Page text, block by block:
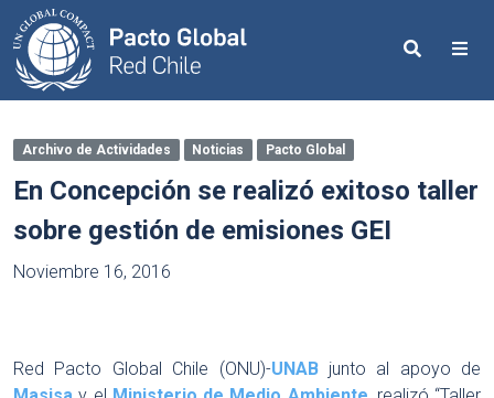
Search
Archivo de Actividades Noticias Pacto Global
En Concepción se realizó exitoso taller
sobre gestión de emisiones GEI
Noviembre 16, 2016
Red Pacto Global Chile (ONU)-UNABjunto al apoyo de